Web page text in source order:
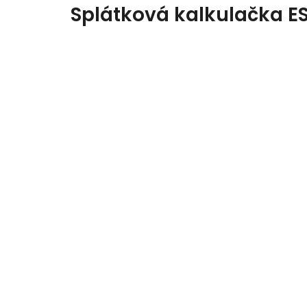
Splátková kalkulačka